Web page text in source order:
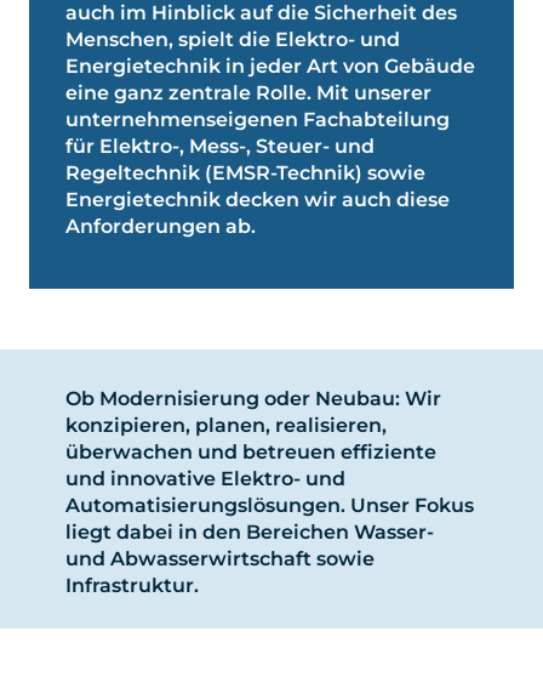
auch im Hinblick auf die Sicherheit des
Menschen, spielt die Elektro- und
Energietechnik in jeder Art von Gebäude
eine ganz zentrale Rolle. Mit unserer
unternehmenseigenen Fachabteilung
für Elektro-, Mess-, Steuer- und
Regeltechnik (EMSR-Technik) sowie
Energietechnik decken wir auch diese
Anforderungen ab.
Ob Modernisierung oder Neubau: Wir
konzipieren, planen, realisieren,
überwachen und betreuen effiziente
und innovative Elektro- und
Automatisierungslösungen. Unser Fokus
liegt dabei in den Bereichen Wasser-
und Abwasserwirtschaft sowie
Infrastruktur.